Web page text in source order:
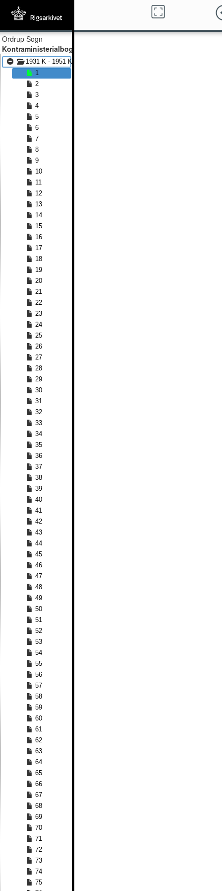
Ordrup Sogn
Kontraministerialbog
1931 K - 1951 K
1
2
3
4
5
6
7
8
9
10
11
12
13
14
15
16
17
18
19
20
21
22
23
24
25
26
27
28
29
30
31
32
33
34
35
36
37
38
39
40
41
42
43
44
45
46
47
48
49
50
51
52
53
54
55
56
57
58
59
60
61
62
63
64
65
66
67
68
69
70
71
72
73
74
75